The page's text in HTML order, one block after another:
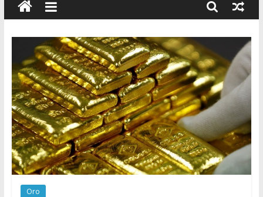
–
Precio
de
Chatarra
Directorio
de
Chatarreros
paraOro